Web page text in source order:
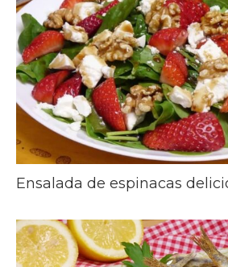
Ensalada de espinacas